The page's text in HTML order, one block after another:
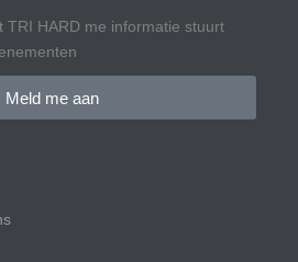
TRI HARD me informatie stuurt
Meld me aan